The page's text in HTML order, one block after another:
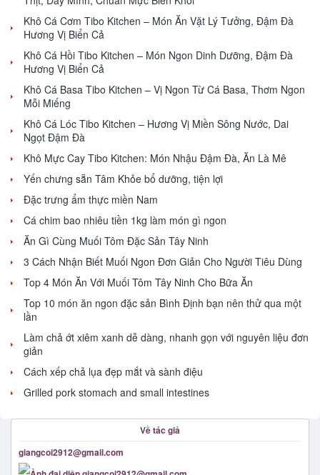
Khô Cá Cơm Tibo Kitchen – Món Ăn Vặt Lý Tưởng, Đậm Đà
Hương Vị Biển Cả
Khô Cá Hồi Tibo Kitchen – Món Ngon Dinh Dưỡng, Đậm Đà
Hương Vị Biển Cả
Khô Cá Basa Tibo Kitchen – Vị Ngon Từ Cá Basa, Thơm Ngon
Mỗi Miếng
Khô Cá Lóc Tibo Kitchen – Hương Vị Miền Sông Nước, Dai
Ngọt Đậm Đà
Khô Mực Cay Tibo Kitchen: Món Nhậu Đậm Đà, Ăn Là Mê
Yến chưng sẵn Tâm Khỏe bổ dưỡng, tiện lợi
Đặc trưng ẩm thực miền Nam
Cá chim bao nhiêu tiền 1kg làm món gì ngon
Ăn Gì Cùng Muối Tôm Đặc Sản Tây Ninh
3 Cách Nhận Biết Muối Ngon Đơn Giản Cho Người Tiêu Dùng
Top 4 Món Ăn Với Muối Tôm Tây Ninh Cho Bữa Ăn
Top 10 món ăn ngon đặc sản Bình Định bạn nên thử qua một
lần
Làm chả ớt xiêm xanh dễ dàng, nhanh gọn với nguyên liệu đơn
giản
Cách xếp chả lụa đẹp mắt và sành điệu
Grilled pork stomach and small intestines
Về tác giả
giangcoi2912@gmail.com